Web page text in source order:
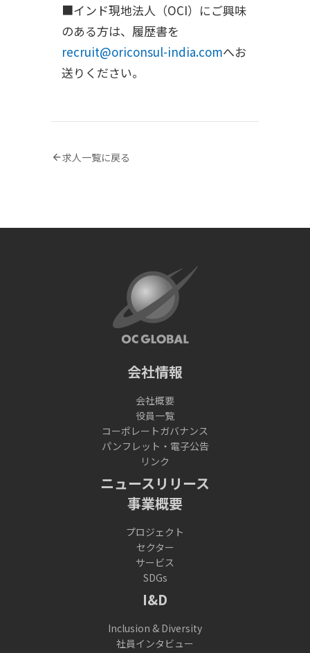
■インド現地法人（OCI）にご興味
のある方は、履歴書を
recruit@oriconsul-india.comへお
送りください。
求人一覧に戻る
会社情報
会社概要
役員一覧
コーポレートガバナンス
パンフレット・電子公告
リンク
ニュースリリース
事業概要
プロジェクト
セクター
サービス
SDGs
I&D
Inclusion & Diversity
社員インタビュー